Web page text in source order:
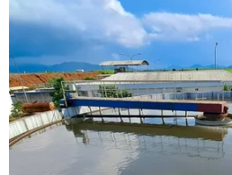
Iran áp đặt hạn chế đối
của Liên hợp quốc
23/02/2021 14:03
Truyền hình nhà nước Iran
chính thức bắt đầu hạn chế các
đối với các cơ sở hạt nhân của